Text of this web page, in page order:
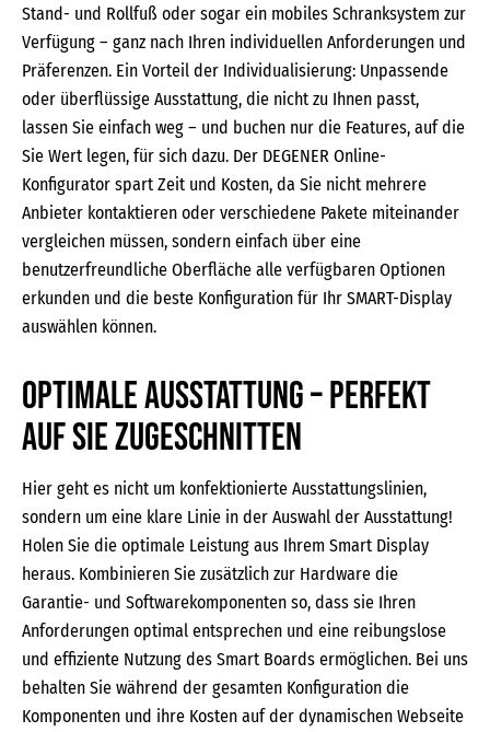
Stand- und Rollfuß oder sogar ein mobiles Schranksystem zur
Verfügung – ganz nach Ihren individuellen Anforderungen und
Präferenzen. Ein Vorteil der Individualisierung: Unpassende
oder überflüssige Ausstattung, die nicht zu Ihnen passt,
lassen Sie einfach weg – und buchen nur die Features, auf die
Sie Wert legen, für sich dazu. Der DEGENER Online-
Konfigurator spart Zeit und Kosten, da Sie nicht mehrere
Anbieter kontaktieren oder verschiedene Pakete miteinander
vergleichen müssen, sondern einfach über eine
benutzerfreundliche Oberfläche alle verfügbaren Optionen
erkunden und die beste Konfiguration für Ihr SMART-Display
auswählen können.
Optimale Ausstattung – perfekt
auf Sie zugeschnitten
Hier geht es nicht um konfektionierte Ausstattungslinien,
sondern um eine klare Linie in der Auswahl der Ausstattung!
Holen Sie die optimale Leistung aus Ihrem Smart Display
heraus. Kombinieren Sie zusätzlich zur Hardware die
Garantie- und Softwarekomponenten so, dass sie Ihren
Anforderungen optimal entsprechen und eine reibungslose
und effiziente Nutzung des Smart Boards ermöglichen. Bei uns
behalten Sie während der gesamten Konfiguration die
Komponenten und ihre Kosten auf der dynamischen Webseite